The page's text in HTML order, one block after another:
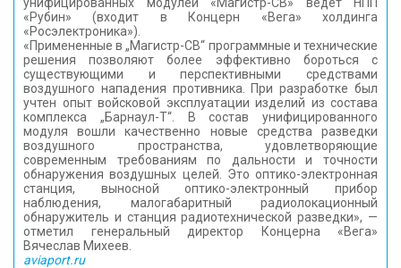
«Рубин» (входит в Концерн «Вега» холдинга
«Росэлектроника»).
«Примененные в „Магистр-СВ“ программные и технические
решения позволяют более эффективно бороться с
существующими и перспективными средствами
воздушного нападения противника. При разработке был
учтен опыт войсковой эксплуатации изделий из состава
комплекса „Барнаул-Т“. В состав унифицированного
модуля вошли качественно новые средства разведки
воздушного пространства, удовлетворяющие
современным требованиям по дальности и точности
обнаружения воздушных целей. Это оптико-электронная
станция, выносной оптико-электронный прибор
наблюдения, малогабаритный радиолокационный
обнаружитель и станция радиотехнической разведки», —
отметил генеральный директор Концерна «Вега»
Вячеслав Михеев.
aviaport.ru